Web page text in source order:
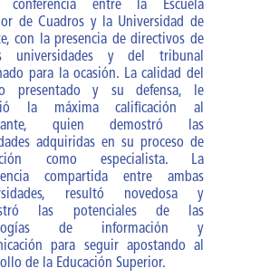
los cuadros
ESCEG |
Misión
Visión
Valores Compartidos
Rectorado
conferencia entre la Escuela
de Cuadros y la Universidad de
con la presencia de directivos de
universidades y del tribunal
para la ocasión. La calidad del
presentado y su defensa, le
la máxima calificación al
quien demostró las
adquiridas en su proceso de
como especialista. La
compartida entre ambas
resultó novedosa y
las potenciales de las
de información y
para seguir apostando al
de la Educación Superior.